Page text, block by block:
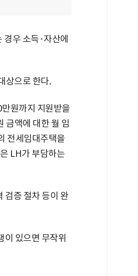
우 소득·자산에
상으로 한다.
원까지 지원받을
금액에 대한 월 임
전세임대주택을
LH가 부담하는
검증 절차 등이 완
있으면 무작위